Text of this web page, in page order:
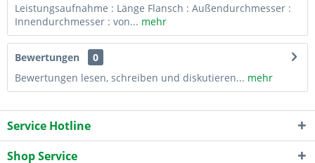
Leistungsaufnahme : Länge Flansch : Außendurchmesser :
Innendurchmesser : von... mehr
Bewertungen
0
Bewertungen lesen, schreiben und diskutieren... mehr
Service Hotline
Shop Service